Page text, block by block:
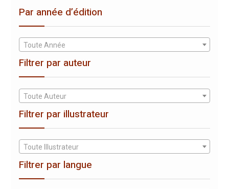
Par année d’édition
Toute Année
Filtrer par auteur
Toute Auteur
Filtrer par illustrateur
Toute Illustrateur
Filtrer par langue